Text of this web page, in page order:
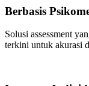
Berbasis
Solusi assessment
terkini untuk akurasi